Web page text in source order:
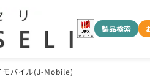
製品検索
モバイル(J-Mobile)